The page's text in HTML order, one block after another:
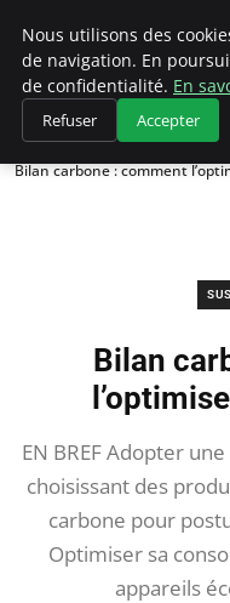
Accueil
Sustainable Living
Bilan carbone : comment
Bilan
EN BREF Adopter
choisissant des
carbone pour
Optimiser sa
appareils
Nous utilisons des
de navigation. En
de confidentialité. En
Refuser Accepter